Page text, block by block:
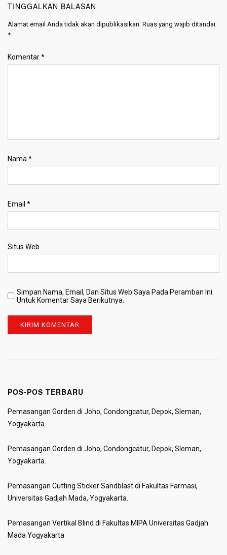
TINGGALKAN BALASAN
Alamat email Anda tidak akan dipublikasikan. Ruas yang wajib ditandai
*
Komentar*
Nama *
Email *
Situs Web
Simpan Nama, Email, Dan Situs Web Saya Pada Peramban Ini
Untuk Komentar Saya Berikutnya.
POS-POS TERBARU
Pemasangan Gorden di Joho, Condongcatur, Depok, Sleman,
Yogyakarta.
Pemasangan Gorden di Joho, Condongcatur, Depok, Sleman,
Yogyakarta.
Pemasangan Cutting Sticker Sandblast di Fakultas Farmasi,
Universitas Gadjah Mada, Yogyakarta.
Pemasangan Vertikal Blind di Fakultas MIPA Universitas Gadjah
Mada Yogyakarta